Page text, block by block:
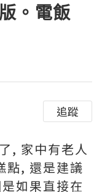
。電飯
追蹤
, 家中有老人
點, 還是建議
如果直接在